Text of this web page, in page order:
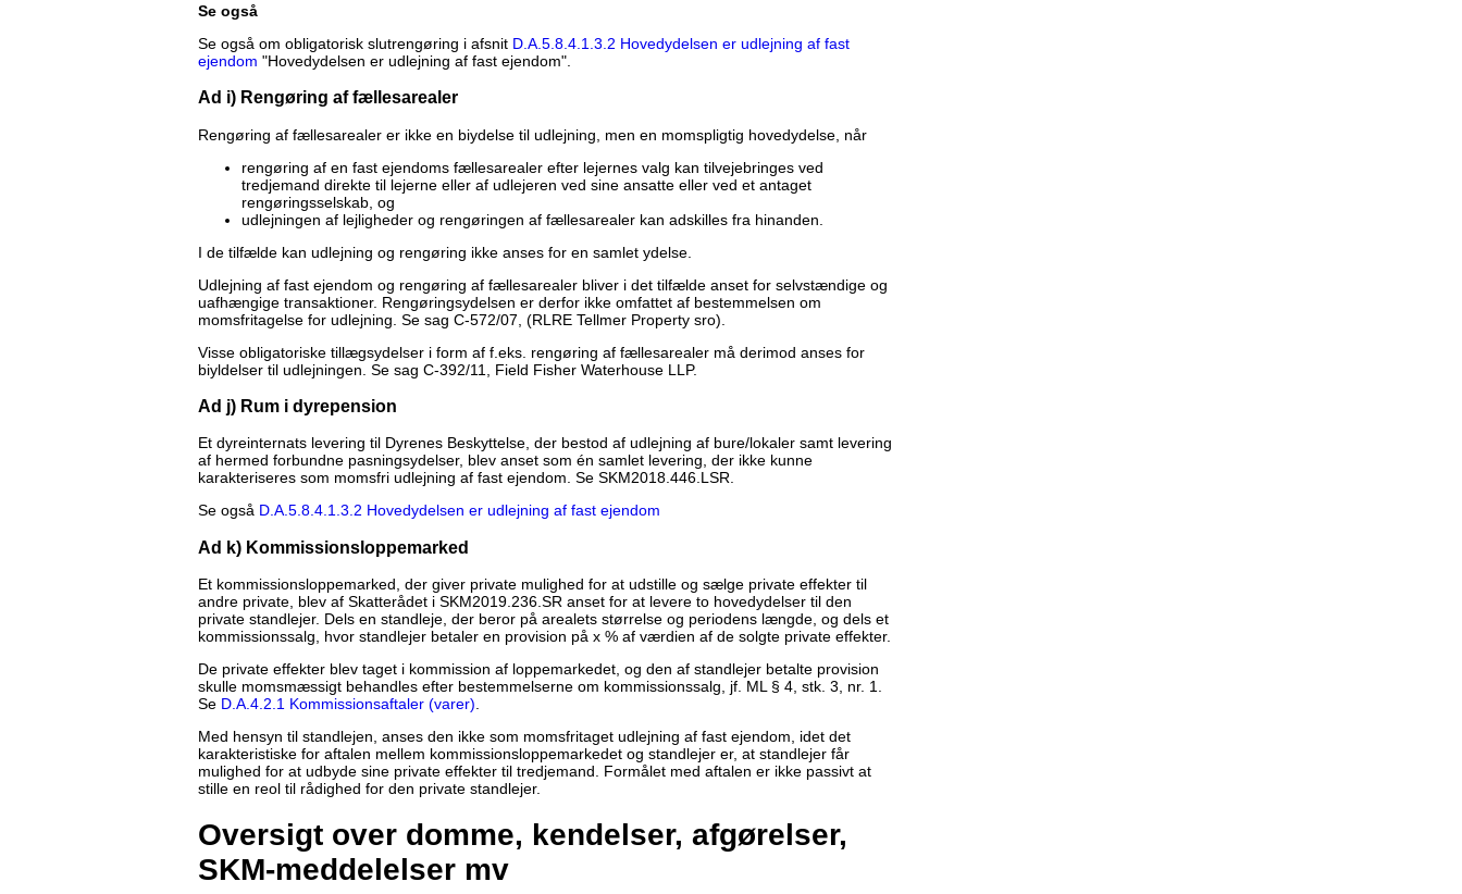
Se også
Se også om obligatorisk slutrengøring i afsnit D.A.5.8.4.1.3.2 Hovedydelsen er udlejning af fast
ejendom "Hovedydelsen er udlejning af fast ejendom".
Ad i) Rengøring af fællesarealer
Rengøring af fællesarealer er ikke en biydelse til udlejning, men en momspligtig hovedydelse, når
rengøring af en fast ejendoms fællesarealer efter lejernes valg kan tilvejebringes ved
tredjemand direkte til lejerne eller af udlejeren ved sine ansatte eller ved et antaget
rengøringsselskab, og
udlejningen af lejligheder og rengøringen af fællesarealer kan adskilles fra hinanden.
I de tilfælde kan udlejning og rengøring ikke anses for en samlet ydelse.
Udlejning af fast ejendom og rengøring af fællesarealer bliver i det tilfælde anset for selvstændige og
uafhængige transaktioner. Rengøringsydelsen er derfor ikke omfattet af bestemmelsen om
momsfritagelse for udlejning. Se sag C-572/07, (RLRE Tellmer Property sro).
Visse obligatoriske tillægsydelser i form af f.eks. rengøring af fællesarealer må derimod anses for
biyldelser til udlejningen. Se sag C-392/11, Field Fisher Waterhouse LLP.
Ad j) Rum i dyrepension
Et dyreinternats levering til Dyrenes Beskyttelse, der bestod af udlejning af bure/lokaler samt levering
af hermed forbundne pasningsydelser, blev anset som én samlet levering, der ikke kunne
karakteriseres som momsfri udlejning af fast ejendom. Se SKM2018.446.LSR.
Se også D.A.5.8.4.1.3.2 Hovedydelsen er udlejning af fast ejendom
Ad k) Kommissionsloppemarked
Et kommissionsloppemarked, der giver private mulighed for at udstille og sælge private effekter til
andre private, blev af Skatterådet i SKM2019.236.SR anset for at levere to hovedydelser til den
private standlejer. Dels en standleje, der beror på arealets størrelse og periodens længde, og dels et
kommissionssalg, hvor standlejer betaler en provision på x % af værdien af de solgte private effekter.
De private effekter blev taget i kommission af loppemarkedet, og den af standlejer betalte provision
skulle momsmæssigt behandles efter bestemmelserne om kommissionssalg, jf. ML § 4, stk. 3, nr. 1.
Se D.A.4.2.1 Kommissionsaftaler (varer)
Med hensyn til standlejen, anses den ikke som momsfritaget udlejning af fast ejendom, idet det
karakteristiske for aftalen mellem kommissionsloppemarkedet og standlejer er, at standlejer får
mulighed for at udbyde sine private effekter til tredjemand. Formålet med aftalen er ikke passivt at
stille en reol til rådighed for den private standlejer.
Oversigt over domme, kendelser, afgørelser,
SKM-meddelelser mv